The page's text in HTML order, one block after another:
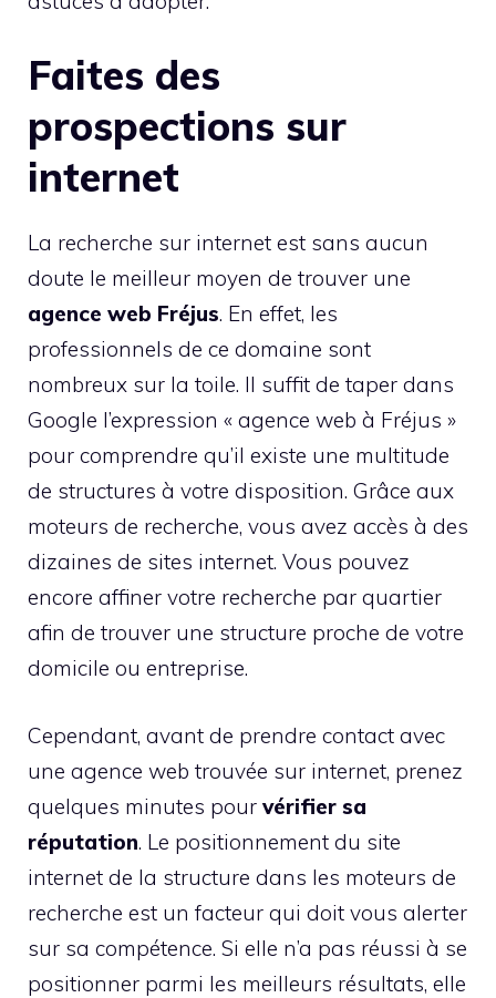
Faites des
prospections sur
internet
La recherche sur internet est sans aucun
doute le meilleur moyen de trouver une
agence web Fréjus. En effet, les
professionnels de ce domaine sont
nombreux sur la toile. Il suffit de taper dans
Google l’expression « agence web à Fréjus »
pour comprendre qu’il existe une multitude
de structures à votre disposition. Grâce aux
moteurs de recherche, vous avez accès à des
dizaines de sites internet. Vous pouvez
encore affiner votre recherche par quartier
afin de trouver une structure proche de votre
domicile ou entreprise.
Cependant, avant de prendre contact avec
une agence web trouvée sur internet, prenez
quelques minutes pour vérifier sa
réputation. Le positionnement du site
internet de la structure dans les moteurs de
recherche est un facteur qui doit vous alerter
sur sa compétence. Si elle n’a pas réussi à se
positionner parmi les meilleurs résultats, elle